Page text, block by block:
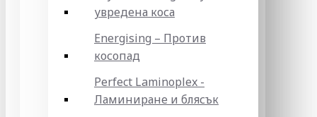
увредена коса
Energising – Против
косопад
Perfect Laminoplex -
Ламиниране и блясък